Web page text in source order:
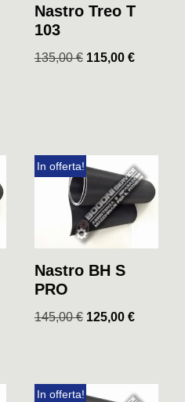
Nastro Treo T
103
135,00€ 115,00 €
In offerta!
Nastro BH S
PRO
145,00€ 125,00 €
In offerta!